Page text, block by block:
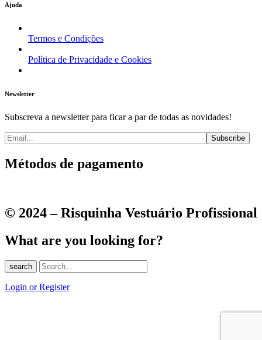
Ajuda
Termos e Condições
Política de Privacidade e Cookies
Newsletter
Subscreva a newsletter para ficar a par de todas as novidades!
Métodos de pagamento
© 2024 – Risquinha Vestuário Profissional
What are you looking for?
search
Login or Register